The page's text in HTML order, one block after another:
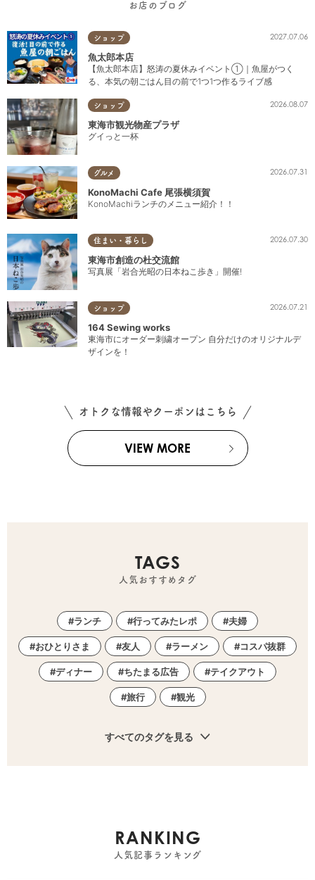
お店のブログ
ショップ 2027.07.06
魚太郎本店
【魚太郎本店】怒涛の夏休みイベント①｜魚屋がつく
る、本気の朝ごはん目の前で1つ1つ作るライブ感
ショップ 2026.08.07
東海市観光物産プラザ
グイっと一杯
グルメ 2026.07.31
KonoMachi Cafe 尾張横須賀
KonoMachiランチのメニュー紹介！！
住まい・暮らし 2026.07.30
東海市創造の杜交流館
写真展「岩合光昭の日本ねこ歩き」開催!
ショップ 2026.07.21
164 Sewing works
東海市にオーダー刺繍オープン 自分だけのオリジナルデ
ザインを！
オトクな情報やクーポンはこちら
VIEW MORE
TAGS
人気おすすめタグ
ランチ 行ってみたレポ 夫婦
おひとりさま 友人 ラーメン コスパ抜群
ディナー ちたまる広告 テイクアウト
旅行 観光
すべてのタグを見る
RANKING
人気記事ランキング